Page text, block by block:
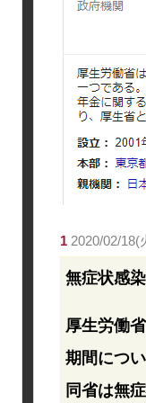
1 2020/02/18(
無症状感
厚生労働
期間につ
同省は無